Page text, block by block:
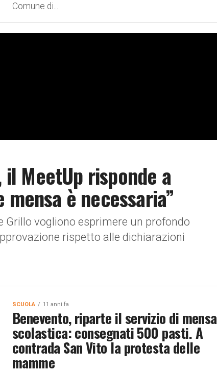
Comune di...
il MeetUp risponde a
è necessaria”
Grillo vogliono esprimere un profondo
rispetto alle dichiarazioni
SCUOLA 11 anni fa
Benevento, riparte il servizio di mensa
scolastica: consegnati 500 pasti. A
contrada San Vito la protesta delle
mamme